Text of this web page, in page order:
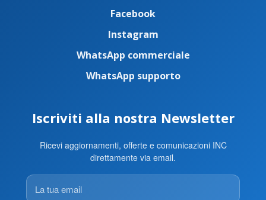
Facebook
Instagram
WhatsApp commerciale
WhatsApp supporto
Iscriviti alla nostra Newsletter
Ricevi aggiornamenti, offerte e comunicazioni INC
direttamente via email.
La
tua